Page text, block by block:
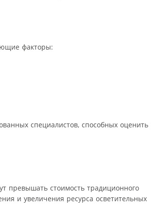
факторы:
специалистов, способных оценить
превышать стоимость традиционного
и увеличения ресурса осветительных